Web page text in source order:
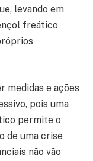
levando em
freático
medidas e ações
pois uma
permite o
de uma crise
não vão